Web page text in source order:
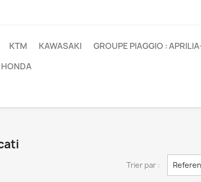
KTM KAWASAKI GROUPE PIAGGIO :
HONDA
Trier par :